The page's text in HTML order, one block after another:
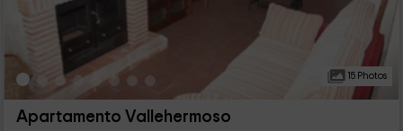
15 Photos
Apartamento Vallehermoso